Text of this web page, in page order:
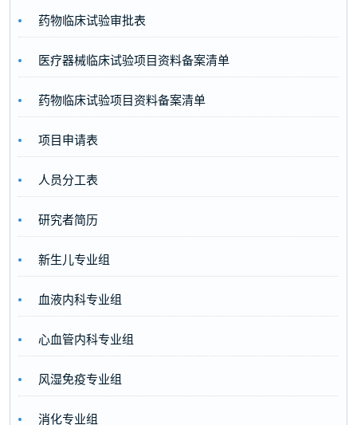
会
药物临床试验审批表
医疗器械临床试验项目资料备案清单
药物临床试验项目资料备案清单
项目申请表
人员分工表
研究者简历
新生儿专业组
血液内科专业组
心血管内科专业组
风湿免疫专业组
消化专业组